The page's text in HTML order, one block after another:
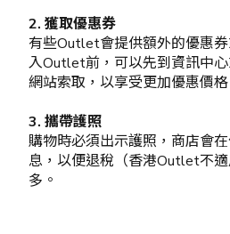
2. 獲取優惠券
有些Outlet會提供額外的優惠
入Outlet前，可以先到資訊中
網站索取，以享受更加優惠價格
3. 攜帶護照
購物時必須出示護照，商店會
息，以便退稅（香港Outlet不
多。